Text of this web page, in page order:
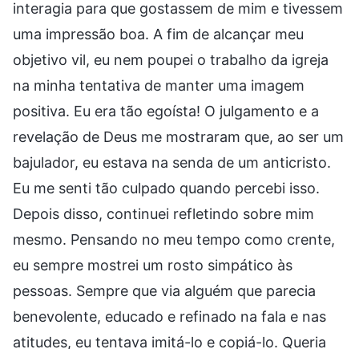
interagia para que gostassem de mim e tivessem
uma impressão boa. A fim de alcançar meu
objetivo vil, eu nem poupei o trabalho da igreja
na minha tentativa de manter uma imagem
positiva. Eu era tão egoísta! O julgamento e a
revelação de Deus me mostraram que, ao ser um
bajulador, eu estava na senda de um anticristo.
Eu me senti tão culpado quando percebi isso.
Depois disso, continuei refletindo sobre mim
mesmo. Pensando no meu tempo como crente,
eu sempre mostrei um rosto simpático às
pessoas. Sempre que via alguém que parecia
benevolente, educado e refinado na fala e nas
atitudes, eu tentava imitá-lo e copiá-lo. Queria